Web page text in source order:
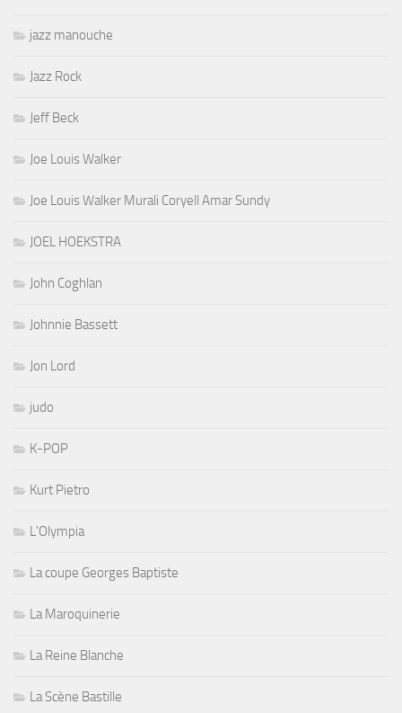
jazz manouche
Jazz Rock
Jeff Beck
Joe Louis Walker
Joe Louis Walker Murali Coryell Amar Sundy
JOEL HOEKSTRA
John Coghlan
Johnnie Bassett
Jon Lord
judo
K-POP
Kurt Pietro
L'Olympia
La coupe Georges Baptiste
La Maroquinerie
La Reine Blanche
La Scène Bastille